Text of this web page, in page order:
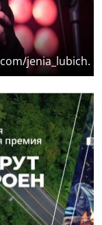
jenia_lubich.